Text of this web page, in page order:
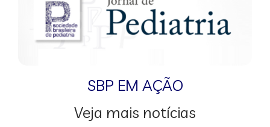
SBP EM AÇÃO
Veja mais notícias